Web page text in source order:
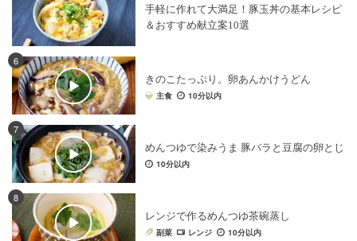
手軽に作れて大満足！豚玉丼の基本レシピ
＆おすすめ献立案10選
6
きのこたっぷり。卵あんかけうどん
主食 10分以内
7
めんつゆで染みうま 豚バラと豆腐の卵とじ
10分以内
8
レンジで作るめんつゆ茶碗蒸し
副菜 レンジ 10分以内